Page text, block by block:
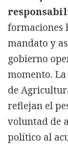
formaciones
mandato y
gobierno
momento.
de
reflejan el
voluntad de
político al